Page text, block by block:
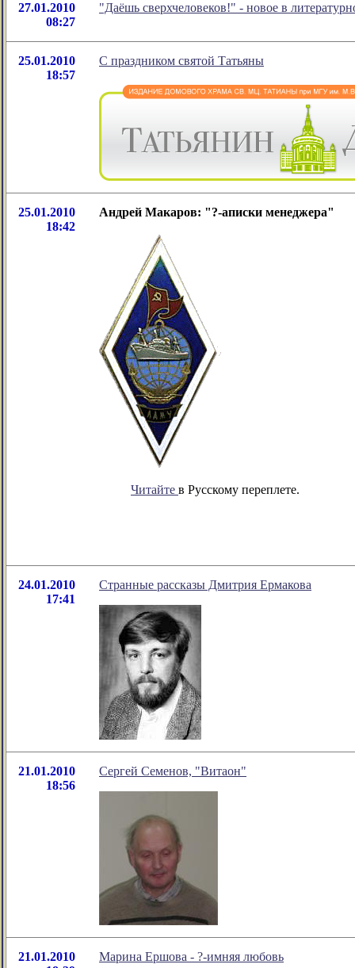
27.01.2010
08:27
"Даёшь сверхчеловеков!" - новое в
25.01.2010
18:57
С праздником святой Татьяны
25.01.2010
18:42
Андрей Макаров: "?-аписки менеджера"
Читайте в Русскому переплете.
24.01.2010
17:41
Странные рассказы Дмитрия Ермакова
21.01.2010
18:56
Сергей Семенов, "Витаон"
21.01.2010
Марина Ершова - ?-имняя любовь